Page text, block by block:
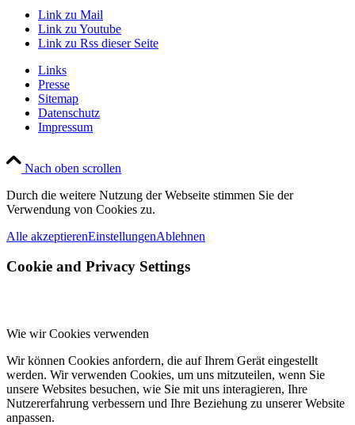
Link zu Mail
Link zu Youtube
Link zu Rss dieser Seite
Links
Presse
Sitemap
Datenschutz
Impressum
Nach oben scrollen
Durch die weitere Nutzung der Webseite stimmen Sie der
Verwendung von Cookies zu.
Alle akzeptierenEinstellungenAblehnen
Cookie and Privacy Settings
Wie wir Cookies verwenden
Wir können Cookies anfordern, die auf Ihrem Gerät eingestellt
werden. Wir verwenden Cookies, um uns mitzuteilen, wenn Sie
unsere Websites besuchen, wie Sie mit uns interagieren, Ihre
Nutzererfahrung verbessern und Ihre Beziehung zu unserer Website
anpassen.